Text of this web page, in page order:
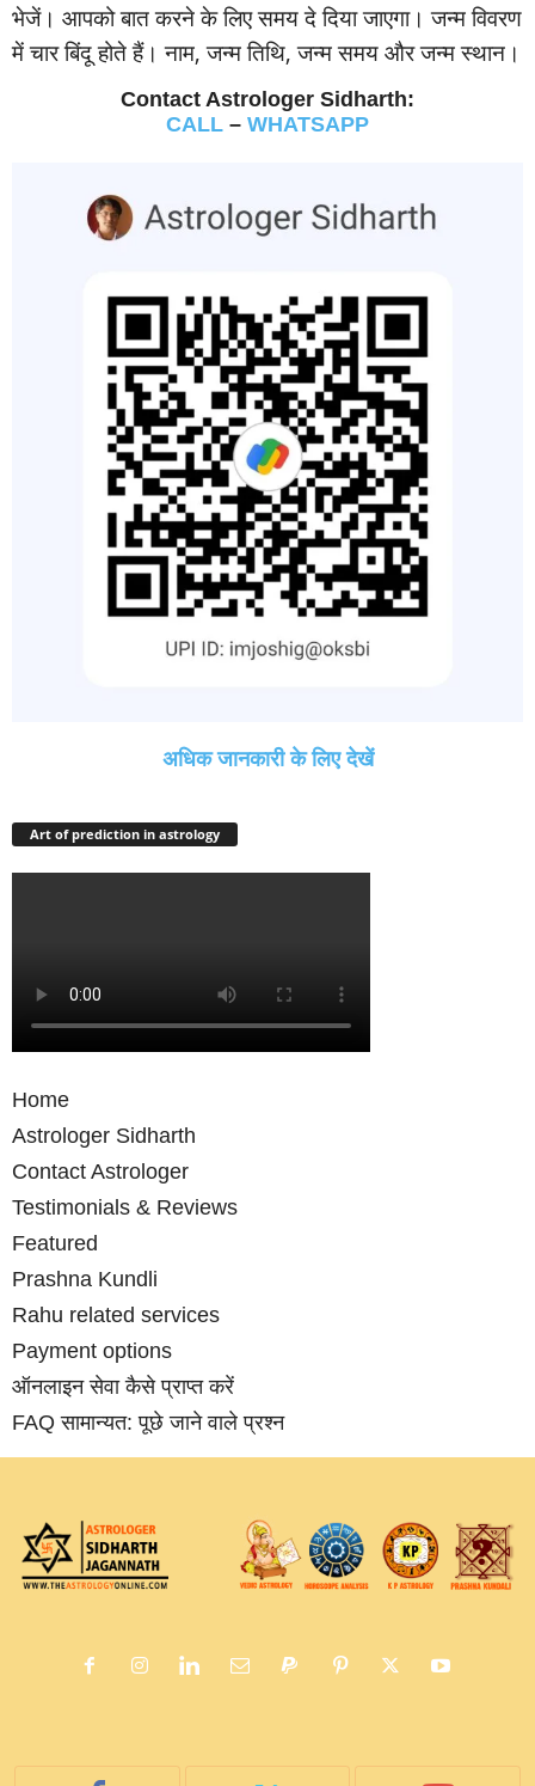
भेजें। आपको बात करने के लिए समय दे दिया जाएगा। जन्‍म विवरण
में चार बिंदू होते हैं। नाम, जन्‍म तिथि, जन्‍म समय और जन्‍म स्‍थान।
Contact Astrologer Sidharth:
CALL – WHATSAPP
अधिक जानकारी के लिए देखें
Art of prediction in astrology
Home
Astrologer Sidharth
Contact Astrologer
Testimonials & Reviews
Featured
Prashna Kundli
Rahu related services
Payment options
ऑनलाइन सेवा कैसे प्राप्‍त करें
FAQ सामान्‍यत: पूछे जाने वाले प्रश्‍न